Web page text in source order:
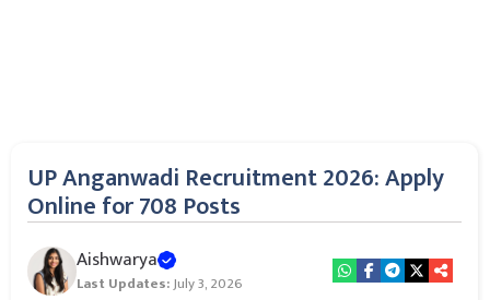
UP Anganwadi Recruitment 2026: Apply
Online for 708 Posts
Aishwarya
Last Updates:July 3, 2026